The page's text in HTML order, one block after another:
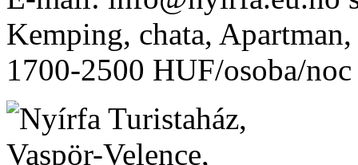
Kemping, chata,
1700-2500 HUF/osoba/noc